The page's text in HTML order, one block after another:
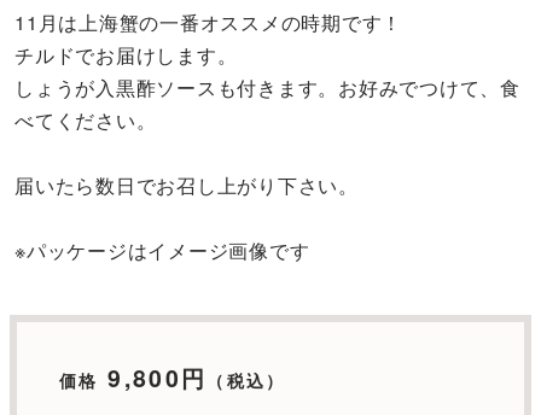
11月は上海蟹の一番オススメの時期です！
チルドでお届けします。
しょうが入黒酢ソースも付きます。お好みでつけて、食
べてください。
届いたら数日でお召し上がり下さい。
※パッケージはイメージ画像です
価格 9,800円 （税込）